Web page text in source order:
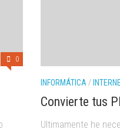
0
INFORMÁTICA /
Convierte tus
Ultimamente he